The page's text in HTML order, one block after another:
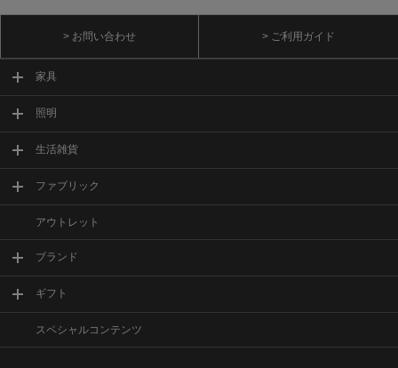
> お問い合わせ > ご利用ガイド
家具
照明
生活雑貨
ファブリック
アウトレット
ブランド
ギフト
スペシャルコンテンツ